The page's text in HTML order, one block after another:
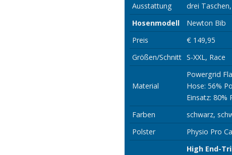
Ausstattung
drei
Hosenmodell
Newton Bib
Preis
€ 149,95
Größen/Schnitt S-XXL, Race
Material
Powergrid
Hose: 56%
Einsatz: 80%
Farben
schwarz,
Polster
Physio Pro
High End-